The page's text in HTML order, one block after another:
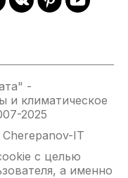
решение для
таймером,
-
и климатическое
2025
IT
с целью
а именно